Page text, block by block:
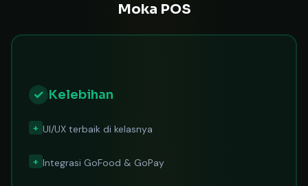
Moka POS
✓ Kelebihan
+ UI/UX terbaik di kelasnya
+ Integrasi GoFood & GoPay